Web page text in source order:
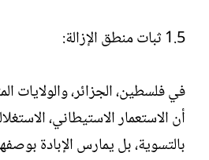
1.5 ثبات منطق الإزالة:
في فلسطين، الجزائر، والولايات
أن الاستعمار الاستيطاني،
بالتسوية، بل يمارس الإبادة